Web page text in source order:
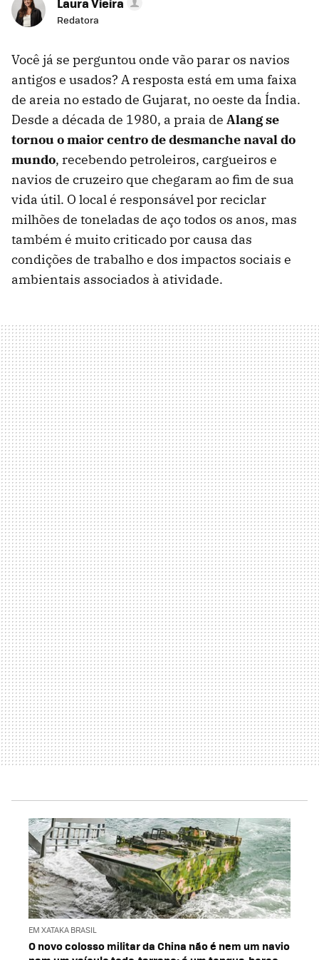
Redatora
Você já se perguntou onde vão parar os navios
antigos e usados? A resposta está em uma faixa
de areia no estado de Gujarat, no oeste da Índia.
Desde a década de 1980, a praia de Alang se
tornou o maior centro de desmanche naval do
mundo, recebendo petroleiros, cargueiros e
navios de cruzeiro que chegaram ao fim de sua
vida útil. O local é responsável por reciclar
milhões de toneladas de aço todos os anos, mas
também é muito criticado por causa das
condições de trabalho e dos impactos sociais e
ambientais associados à atividade.
EM XATAKA BRASIL
O novo colosso militar da China não é nem um navio